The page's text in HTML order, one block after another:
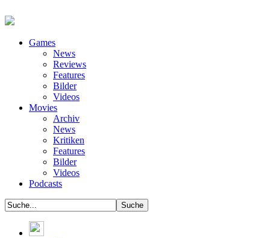
Games
News
Reviews
Features
Bilder
Videos
Movies
Archiv
News
Kritiken
Features
Bilder
Videos
Podcasts